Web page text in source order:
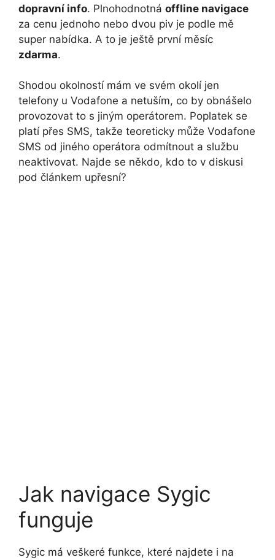
dopravní info. Plnohodnotná offline navigace
za cenu jednoho nebo dvou piv je podle mě
super nabídka. A to je ještě první měsíc
zdarma.
Shodou okolností mám ve svém okolí jen
telefony u Vodafone a netuším, co by obnášelo
provozovat to s jiným operátorem. Poplatek se
platí přes SMS, takže teoreticky může Vodafone
SMS od jiného operátora odmítnout a službu
neaktivovat. Najde se někdo, kdo to v diskusi
pod článkem upřesní?
Jak navigace Sygic
funguje
Sygic má veškeré funkce, které najdete i na